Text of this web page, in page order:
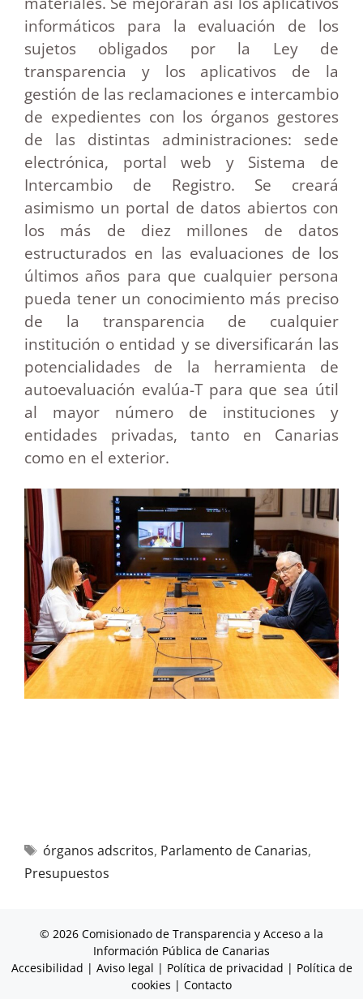
informáticos para la evaluación de los
sujetos obligados por la Ley de
transparencia y los aplicativos de la
gestión de las reclamaciones e intercambio
de expedientes con los órganos gestores
de las distintas administraciones: sede
electrónica, portal web y Sistema de
Intercambio de Registro. Se creará
asimismo un portal de datos abiertos con
los más de diez millones de datos
estructurados en las evaluaciones de los
últimos años para que cualquier persona
pueda tener un conocimiento más preciso
de la transparencia de cualquier
institución o entidad y se diversificarán las
potencialidades de la herramienta de
autoevaluación evalúa-T para que sea útil
al mayor número de instituciones y
entidades privadas, tanto en Canarias
como en el exterior.
órganos adscritos, Parlamento de Canarias,
Presupuestos
© 2026 Comisionado de Transparencia y Acceso a la
Información Pública de Canarias
Accesibilidad | Aviso legal | Política de privacidad | Política de
cookies | Contacto